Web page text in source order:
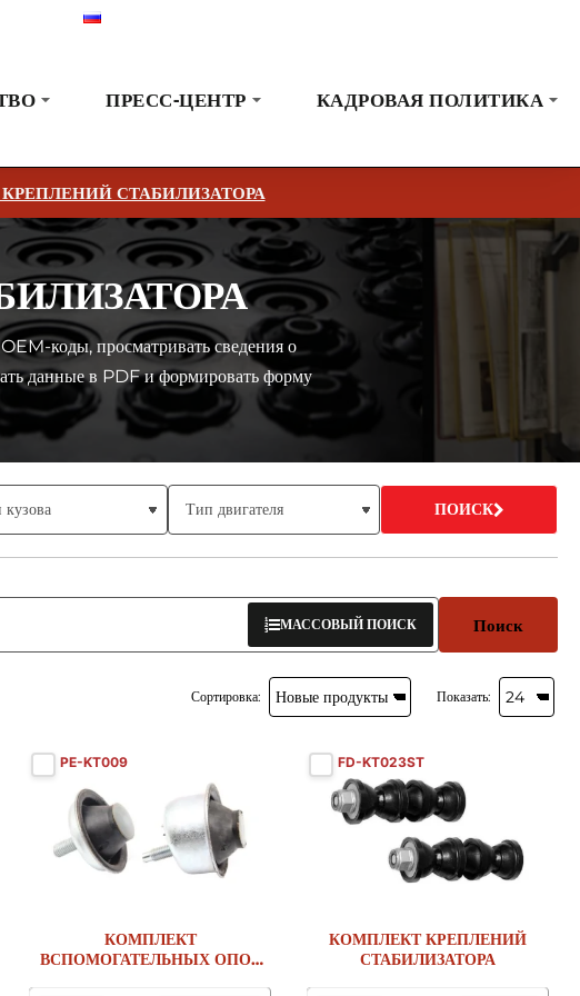
ПРЕСС-ЦЕНТР КАДРОВАЯ ПОЛИТИКА
СТАБИЛИЗАТОРА
коды, просматривать сведения о
данные в PDF и формировать форму
ПОИСК
МАССОВЫЙ ПОИСК Поиск
Сортировка: Показать:
PE-KT009
КОМПЛЕКТ
ВСПОМОГАТЕЛЬНЫХ ОПОР
FD-KT023ST
КОМПЛЕКТ КРЕПЛЕНИЙ
СТАБИЛИЗАТОРА